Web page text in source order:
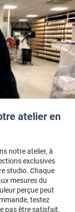
atelier en
notre atelier, à
exclusives
studio. Chaque
mesures du
perçue peut
testez
pas être satisfait,